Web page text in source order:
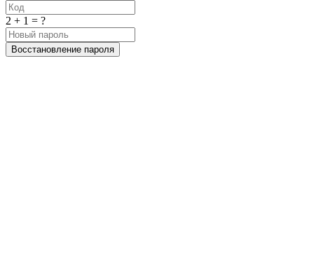
2 + 1 = ?
Восстановление пароля